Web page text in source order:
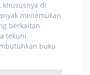
khususnya di
menemukan
berkaitan
tekuni.
buku